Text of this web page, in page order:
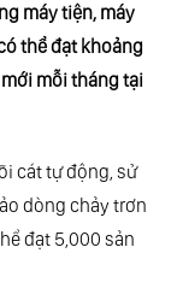
máy tiện, máy
thể đạt khoảng
mỗi tháng tại
cát tự động, sử
dòng chảy trơn
đạt 5,000 sản